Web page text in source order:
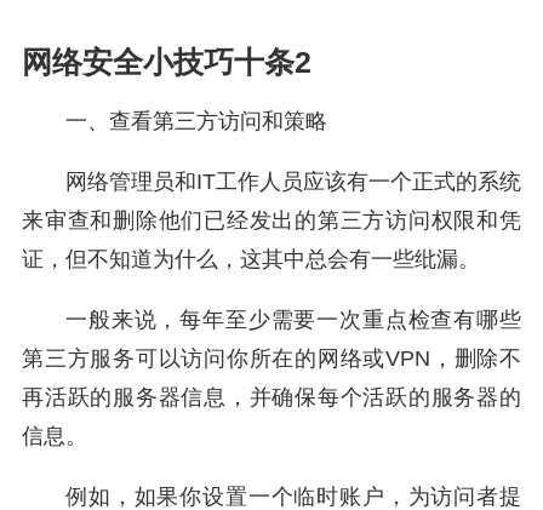
网络安全小技巧十条2
一、查看第三方访问和策略
网络管理员和IT工作人员应该有一个正式的系统
来审查和删除他们已经发出的第三方访问权限和凭
证，但不知道为什么，这其中总会有一些纰漏。
一般来说，每年至少需要一次重点检查有哪些
第三方服务可以访问你所在的网络或VPN，删除不
再活跃的服务器信息，并确保每个活跃的服务器的
信息。
例如，如果你设置一个临时账户，为访问者提